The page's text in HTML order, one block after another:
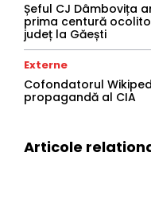
Șeful CJ Dâmbovița
prima centură
județ la Găești
Externe
Cofondatorul
propagandă al CIA
Articole